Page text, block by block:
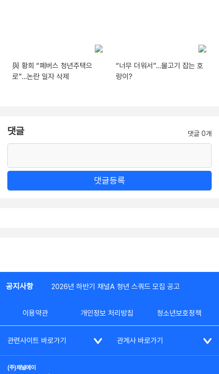
與 황희 “폐버스 청년주택으
로”…논란 일자 삭제
“너무 더워서”…물고기 잡는 호
랑이?
댓글 댓글 0개
댓글등록
공지사항 2026년 하반기 채널A 청년 스쿼드 모집 공고
이용약관 개인정보 처리방침 청소년보호정책
관련사이트 바로가기 관계사 바로가기
(주)채널에이